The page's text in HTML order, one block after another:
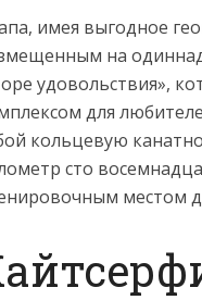
имея выгодное
на
удовольствия»,
для
кольцевую
сто
местом